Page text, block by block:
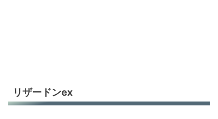
リザードンex